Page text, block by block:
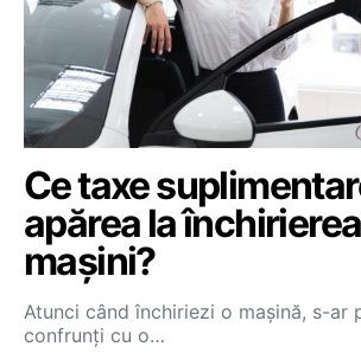
Ce taxe
apărea la
mașini?
Atunci când închiriezi o mașină, s-ar
confrunți cu o…